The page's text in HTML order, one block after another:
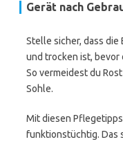
Gerät nach
Stelle sicher, dass
und trocken ist,
So vermeidest du
Sohle.
Mit diesen
funktionstüchtig. Das